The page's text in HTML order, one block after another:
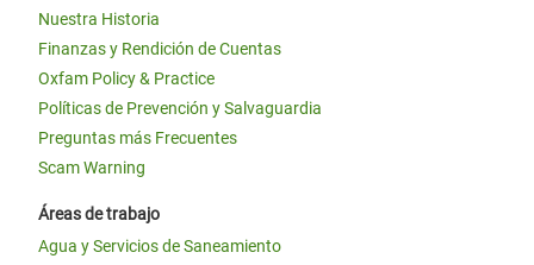
Nuestra Historia
Finanzas y Rendición de Cuentas
Oxfam Policy & Practice
Políticas de Prevención y Salvaguardia
Preguntas más Frecuentes
Scam Warning
Áreas de trabajo
Agua y Servicios de Saneamiento